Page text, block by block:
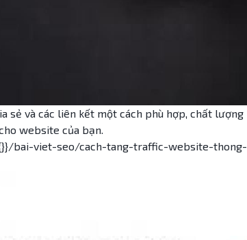
sẻ và các liên kết một cách phù hợp, chất lượng
website của bạn.
bai-viet-seo/cach-tang-traffic-website-thong-